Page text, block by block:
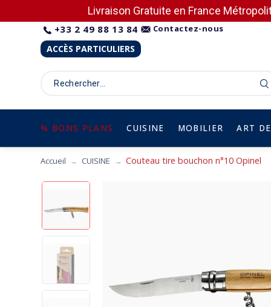
Livraison Gratuite en France
+33 2 49 88 13 84 Contactez-nous
ACCÈS PARTICULIERS
% BONS PLANS CUISINE MOBILIER ART
Accueil CUISINE Couteau tire bouchon n°10 Opinel